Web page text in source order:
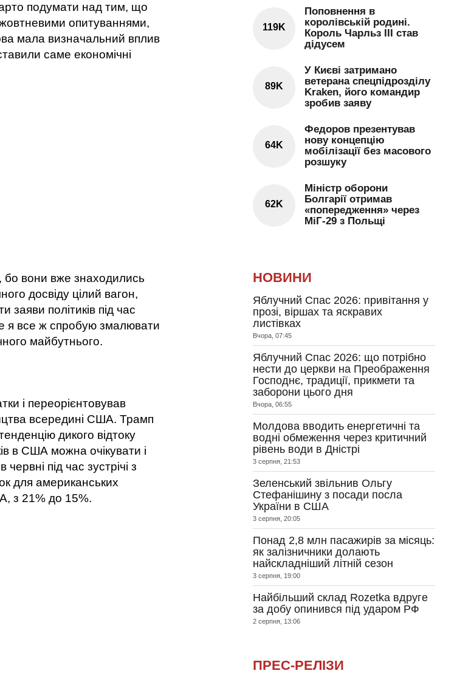
подумати над тим, що
опитуваннями,
мала визначальний вплив
саме економічні
вони вже знаходились
досвіду цілий вагон,
заяви політиків під час
я все ж спробую змалювати
майбутнього.
і переорієнтовував
всередині США. Трамп
дикого відтоку
в США можна очікувати і
під час зустрічі з
для американських
з 21% до 15%.
119K
Поповнення в
королівській родині.
Король Чарльз III став
дідусем
89K
У Києві затримано
ветерана спецпідрозділу
Kraken, його командир
зробив заяву
64K
Федоров презентував
нову концепцію
мобілізації без масового
розшуку
62K
Міністр оборони
Болгарії отримав
«попередження» через
МіГ-29 з Польщі
НОВИНИ
Яблучний Спас 2026: привітання у
прозі, віршах та яскравих
листівках
Вчора, 07:45
Яблучний Спас 2026: що потрібно
нести до церкви на Преображення
Господнє, традиції, прикмети та
заборони цього дня
Вчора, 06:55
Молдова вводить енергетичні та
водні обмеження через критичний
рівень води в Дністрі
3 серпня, 21:53
Зеленський звільнив Ольгу
Стефанішину з посади посла
України в США
3 серпня, 20:05
Понад 2,8 млн пасажирів за місяць:
як залізничники долають
найскладніший літній сезон
3 серпня, 19:00
Найбільший склад Rozetka вдруге
за добу опинився під ударом РФ
2 серпня, 13:06
ПРЕС-РЕЛІЗИ